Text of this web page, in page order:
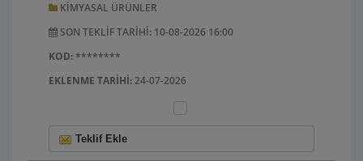
KIMYASAL ÜRÜNLER
SON TEKLIF TARIHI: 10-08-2026 16:00
KOD:********
EKLENME TARIHI:24-07-2026
Teklif Ekle